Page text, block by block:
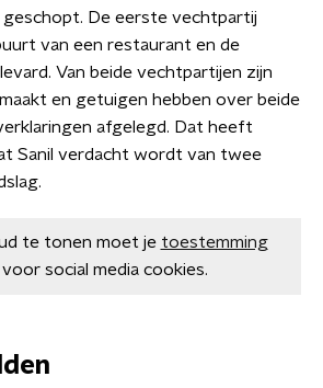
De eerste vechtpartij
van een restaurant en de
Van beide vechtpartijen zijn
en getuigen hebben over beide
afgelegd. Dat heeft
Sanil verdacht wordt van twee
te tonen moet je toestemming
voor social media cookies.